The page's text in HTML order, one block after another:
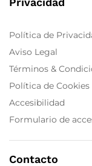
Política de
Aviso Legal
Términos &
Política de Cookies
Accesibilidad
Formulario de
Contacto